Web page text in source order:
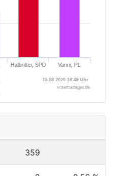
Halbritter, SPD Vanni, PL
15.03.2020 18:49 Uhr
votemanager.de
359